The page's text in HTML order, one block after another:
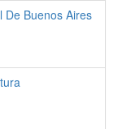
De Buenos Aires